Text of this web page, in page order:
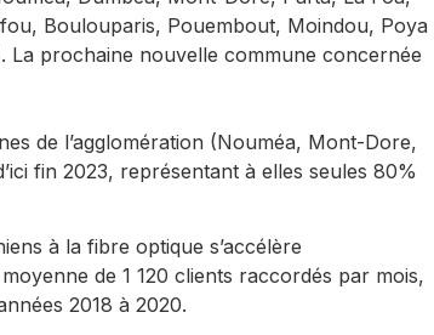
Boulouparis, Pouembout, Moindou, Poya
prochaine nouvelle commune concernée
de l’agglomération (Nouméa, Mont-Dore,
fin 2023, représentant à elles seules 80%
à la fibre optique s’accélère
de 1 120 clients raccordés par mois,
2018 à 2020.